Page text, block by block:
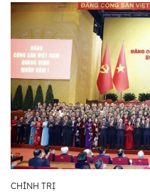
CHÍNH TRỊ